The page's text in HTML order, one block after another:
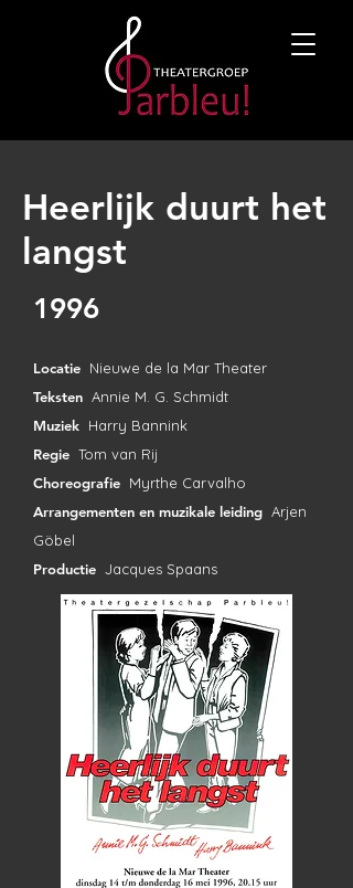
Heerlijk duurt het
langst
1996
Locatie Nieuwe de la Mar Theater
Teksten Annie M. G. Schmidt
Muziek Harry Bannink
Regie Tom van Rij
Choreografie Myrthe Carvalho
Arrangementen en muzikale leiding Arjen
Göbel
Productie Jacques Spaans